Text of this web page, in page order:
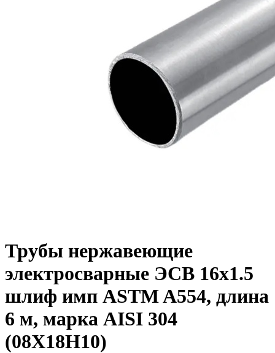
Трубы нержавеющие
электросварные ЭСВ 16х1.5
шлиф имп ASTM A554, длина
6 м, марка AISI 304
(08Х18Н10)